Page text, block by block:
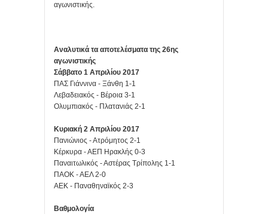
αγωνιστικής.
Αναλυτικά τα αποτελέσματα της 26ης
αγωνιστικής
Σάββατο 1 Απριλίου 2017
ΠΑΣ Γιάννινα - Ξάνθη 1-1
Λεβαδειακός - Βέροια 3-1
Ολυμπιακός - Πλατανιάς 2-1
Κυριακή 2 Απριλίου 2017
Πανιώνιος - Ατρόμητος 2-1
Κέρκυρα - ΑΕΠ Ηρακλής 0-3
Παναιτωλικός - Αστέρας Τρίπολης 1-1
ΠΑΟΚ - ΑΕΛ 2-0
ΑΕΚ - Παναθηναϊκός 2-3
Βαθμολογία